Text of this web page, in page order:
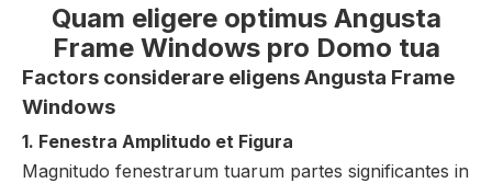
Quam eligere optimus Angusta
Frame Windows pro Domo tua
Factors considerare eligens Angusta Frame
Windows
1. Fenestra Amplitudo et Figura
Magnitudo fenestrarum tuarum partes significantes in